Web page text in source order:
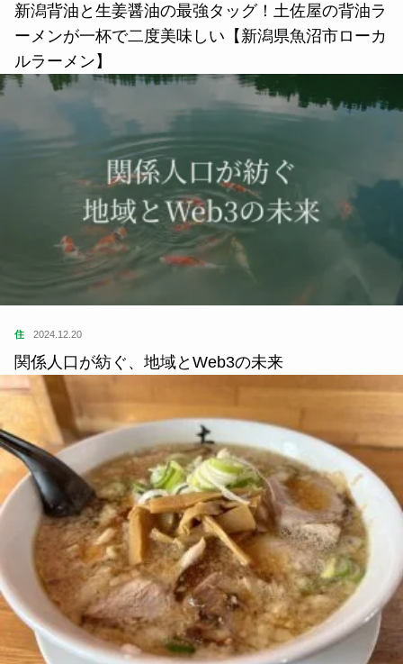
新潟背油と生姜醤油の最強タッグ！土佐屋の背油ラ
ーメンが一杯で二度美味しい【新潟県魚沼市ローカ
ルラーメン】
住 2024.12.20
関係人口が紡ぐ、地域とWeb3の未来